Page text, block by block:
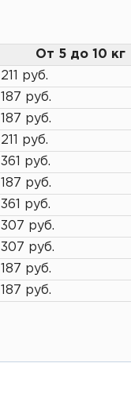
От 5 до 10 кг
211 руб.
187 руб.
187 руб.
211 руб.
361 руб.
187 руб.
361 руб.
307 руб.
307 руб.
187 руб.
187 руб.